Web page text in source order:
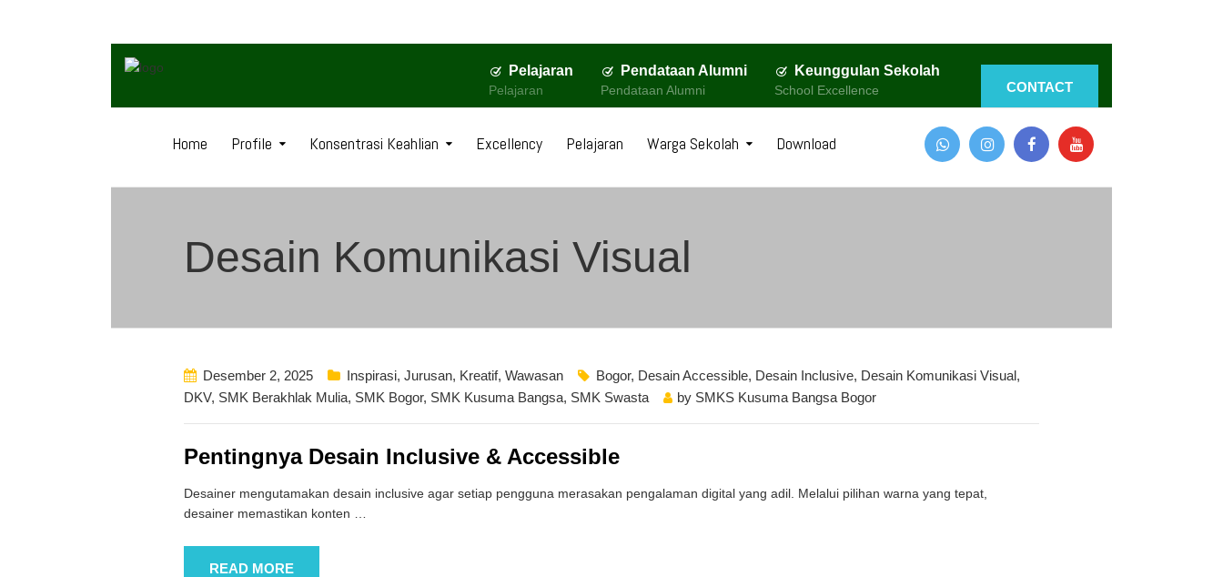
CONTACT
Keunggulan Sekolah
School Excellence
Pendataan Alumni
Pendataan Alumni
Pelajaran
Pelajaran
Home Profile Konsentrasi Keahlian Excellency Pelajaran Warga Sekolah Download
Desain Komunikasi Visual
Desember 2, 2025 Inspirasi, Jurusan, Kreatif, Wawasan Bogor, Desain Accessible, Desain Inclusive, Desain Komunikasi Visual,
DKV, SMK Berakhlak Mulia, SMK Bogor, SMK Kusuma Bangsa, SMK Swasta by SMKS Kusuma Bangsa Bogor
Pentingnya Desain Inclusive & Accessible
Desainer mengutamakan desain inclusive agar setiap pengguna merasakan pengalaman digital yang adil. Melalui pilihan warna yang tepat,
desainer memastikan konten
READ MORE